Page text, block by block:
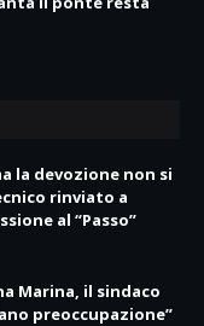
la devozione non si
rinviato a
al “Passo”
Marina, il sindaco
preoccupazione”